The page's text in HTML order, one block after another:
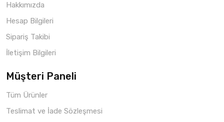
Hakkımızda
Hesap Bilgileri
Sipariş Takibi
İletişim Bilgileri
Müşteri Paneli
Tüm Ürünler
Teslimat ve İade Sözleşmesi